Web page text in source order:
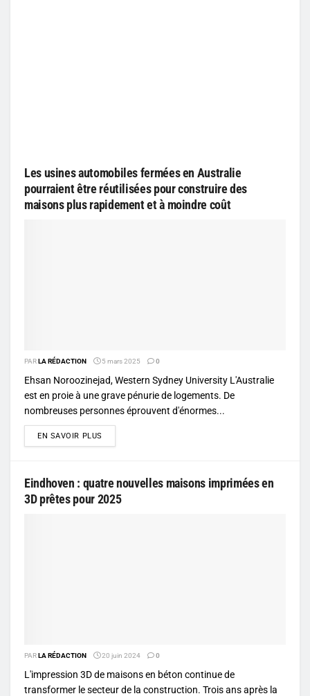
Les usines automobiles fermées en Australie
pourraient être réutilisées pour construire des
maisons plus rapidement et à moindre coût
PARLA RÉDACTION 5 mars 2025 0
Ehsan Noroozinejad, Western Sydney University L'Australie
est en proie à une grave pénurie de logements. De
nombreuses personnes éprouvent d'énormes...
EN SAVOIR PLUS
Eindhoven : quatre nouvelles maisons imprimées en
3D prêtes pour 2025
PARLA RÉDACTION 20 juin 2024 0
L'impression 3D de maisons en béton continue de
transformer le secteur de la construction. Trois ans après la